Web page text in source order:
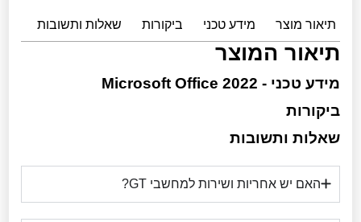
תיאור מוצר מידע טכני ביקורות שאלות ותשובות
תיאור המוצר
מידע טכני - Microsoft Office 2022
ביקורות
שאלות ותשובות
האם יש אחריות ושירות למחשבי GT?